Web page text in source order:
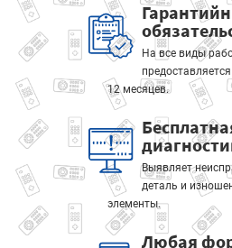
На все виды
12 месяцев.
Выявляет
деталь и
элементы.
Любая